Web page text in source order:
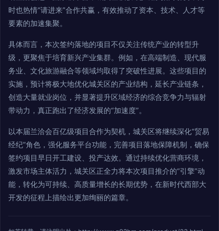
时也热情“请进来”合作共赢，有效推动了资本、技术、人才等
要素的加速集聚。
具体而言，本次签约落地的项目不仅关注传统产业的转型升
级，更聚焦于培育新兴产业集群。例如，在高端制造、现代服
务业、文化旅游融合等领域均取得了突破性进展。这些项目的
实施，预计将极大地优化城关区的产业结构，延长产业链条，
创造大量就业岗位，并显著提升区域经济的综合竞争力与辐射
带动力，真正跑出了经济发展的“加速度”。
以本届兰洽会百亿级项目合作为契机，城关区将继续深化“贸易
经纪”角色，强化服务平台功能，完善项目落地保障机制，确保
签约项目早日开工建设、投产达效。通过持续优化营商环境，
激发市场主体活力，城关区正全力将本次项目推介的“引擎”动
能，转化为可持续、高质量增长的长期优势，在新时代西部大
开发的征程上描绘出更加绚丽的篇章。